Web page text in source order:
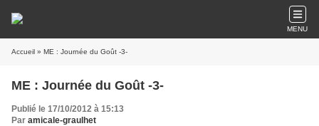
MENU
Accueil » ME : Journée du Goût -3-
ME : Journée du Goût -3-
Publié le 17/10/2012 à 15:13
Par amicale-graulhet